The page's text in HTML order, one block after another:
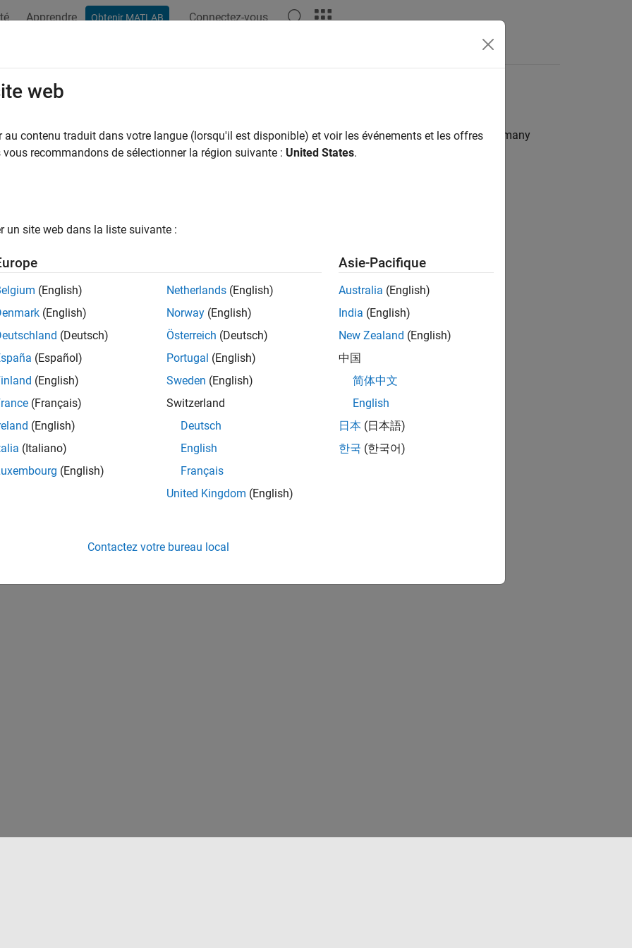
Apprendre Obtenir MATLAB Connectez-vous
a Report Log File
describes the report setup file report-generation settings and components. A log file can be used for many
including:
includes the following information:
setup file outline
and their attributes
status messages currently displayed in the tab
a log file, click . An HTML version of the log file with the name
is saved in the same folder as the report setup file.
How useful was this information?
web
au contenu traduit dans votre langue (lorsqu'il est disponible) et voir les événements et les offres
vous recommandons de sélectionner la région suivante : United States.
un site web dans la liste suivante :
(English)
(English)
(Deutsch)
(Español)
(English)
(Français)
(English)
(Italiano)
(English)
Netherlands (English)
Norway (English)
Österreich (Deutsch)
Portugal (English)
Sweden (English)
Switzerland
Deutsch
English
Français
United Kingdom (English)
Asie-Pacifique
Australia (English)
India (English)
New Zealand (English)
中国
简体中文
English
日本 (日本語)
한국 (한국어)
Contactez votre bureau local